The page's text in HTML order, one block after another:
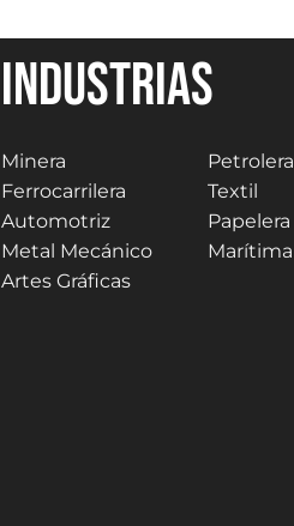
Industrias
Minera
Ferrocarrilera
Automotriz
Metal Mecánico
Artes Gráficas
Petrolera
Textil
Papelera
Marítima